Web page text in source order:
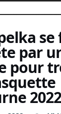
par
pour